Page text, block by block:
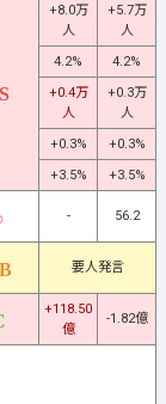
+8.0万
人
+5.7万
人
4.2% 4.2%
+0.4万
人
+0.3万
人
+0.3%
+0.3%
+3.5%
+3.5%
- 56.2
要人発言
+118.50
億
-1.82億